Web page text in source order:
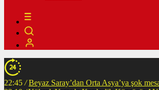
22:45 / Beyaz Saray’dan Orta Asya’ya şok